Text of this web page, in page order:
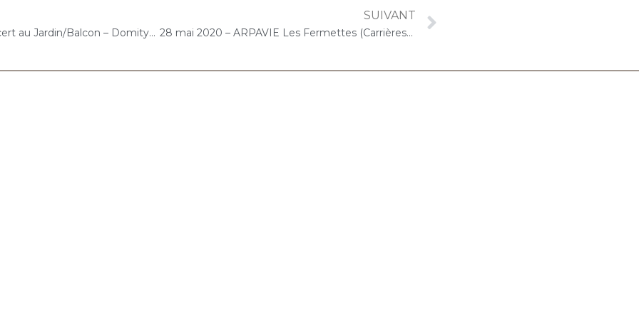
Lundi 25 Mai – Concert au Jardin/Balcon – Domitys Villeneuve le Roi
SUIVANT
28 mai 2020 – ARPAVIE Les Fermettes (Carrières-sur-Seine) : Concert au(x) jardin/balcons « Cello Solo »